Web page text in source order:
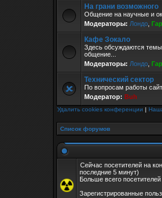
На грани возможного
Общение на научные и
Модераторы: Лондо
Кафе Зокало
Здесь обсуждаются
общение...
Модераторы: Лондо
Технический сектор
По вопросам работы
Модератор: Buh
Удалить cookies конференции |
Список форумов
Сейчас посетителей на
последние 5 минут)
Больше всего посетителей
Зарегистрированные